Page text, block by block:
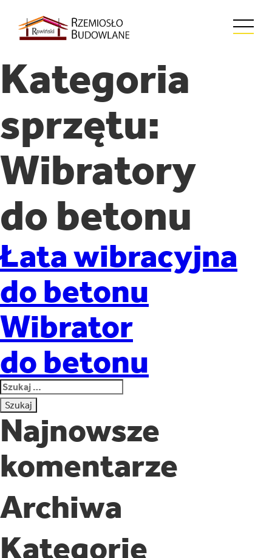
Kategoria
sprzętu:
Wibratory
do betonu
Łata wibracyjna
do betonu
Wibrator
do betonu
Szukaj:
Najnowsze
komentarze
Archiwa
Kategorie